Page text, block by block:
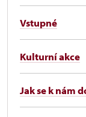
Vstupné
Kulturní akce
Jak se k nám